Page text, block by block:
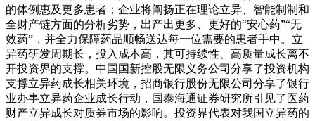
的体例惠及更多患者；企业将阐扬正在理论立异、智能制制和
全财产链方面的分析劣势，出产出更多、更好的“安心药”“无
效药”，并全力保障药品顺畅送达每一位需要的患者手中。立
异药研发周期长，投入成本高，其可持续性、高质量成长离不
开投资界的支撑。中国国新控股无限义务公司分享了投资机构
支撑立异药成长相关环境，招商银行股份无限公司分享了银行
业办事立异药企业成长行动，国泰海通证券研究所引见了医药
财产立异成长对质券市场的影响。投资界代表对我国立异药的